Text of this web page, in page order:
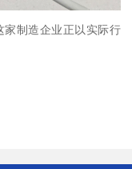
家制造企业正以实际行